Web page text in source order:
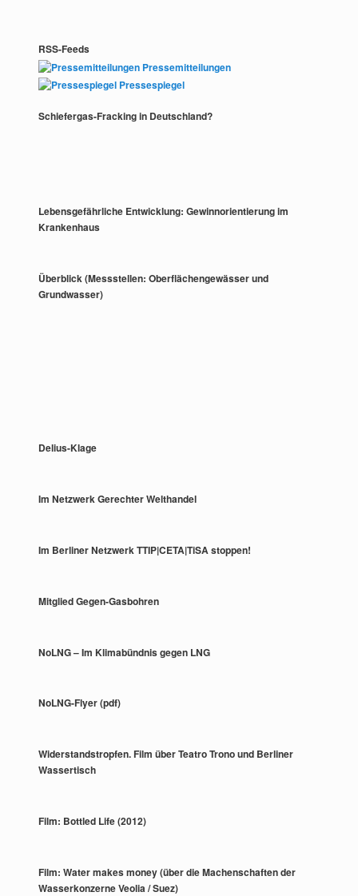
RSS-Feeds
Pressemitteilungen
Pressespiegel
Schiefergas-Fracking in Deutschland?
Lebensgefährliche Entwicklung: Gewinnorientierung im
Krankenhaus
Überblick (Messstellen: Oberflächengewässer und
Grundwasser)
Delius-Klage
Im Netzwerk Gerechter Welthandel
Im Berliner Netzwerk TTIP|CETA|TiSA stoppen!
Mitglied Gegen-Gasbohren
NoLNG – Im Klimabündnis gegen LNG
NoLNG-Flyer (pdf)
Widerstandstropfen. Film über Teatro Trono und Berliner
Wassertisch
Film: Bottled Life (2012)
Film: Water makes money (über die Machenschaften der
Wasserkonzerne Veolia / Suez)